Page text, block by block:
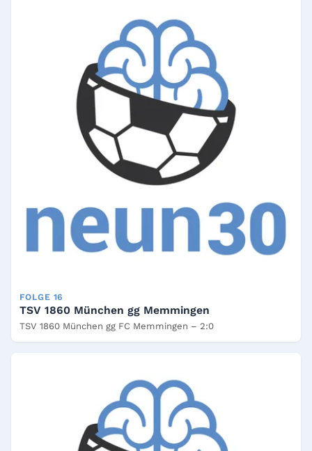
FOLGE 16
TSV 1860 München gg Memmingen
TSV 1860 München gg FC Memmingen – 2:0